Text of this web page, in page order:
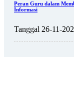
Peran Guru dalam
Informasi
Tanggal 26-11-